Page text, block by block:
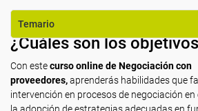
Temario
¿Cuáles son los
Con estecurso online de Negociación con
proveedores,aprenderás habilidades que
intervención en procesos de negociación